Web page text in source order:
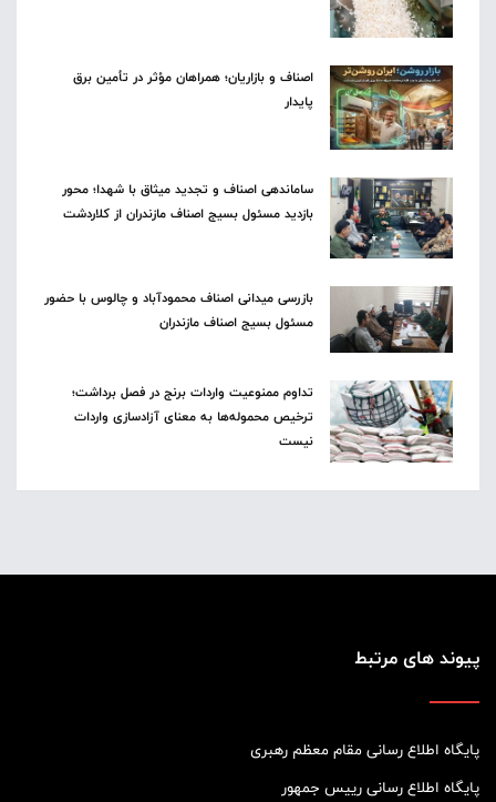
اصناف و بازاریان؛ همراهان مؤثر در تأمین برق
پایدار
ساماندهی اصناف و تجدید میثاق با شهدا؛ محور
بازدید مسئول بسیج اصناف مازندران از کلاردشت
بازرسی میدانی اصناف محمودآباد و چالوس با حضور
مسئول بسیج اصناف مازندران
تداوم ممنوعیت واردات برنج در فصل برداشت؛
ترخیص محموله‌ها به معنای آزادسازی واردات
نیست
پیوند های مرتبط
پایگاه اطلاع رسانی مقام معظم رهبری
پایگاه اطلاع رسانی رییس جمهور